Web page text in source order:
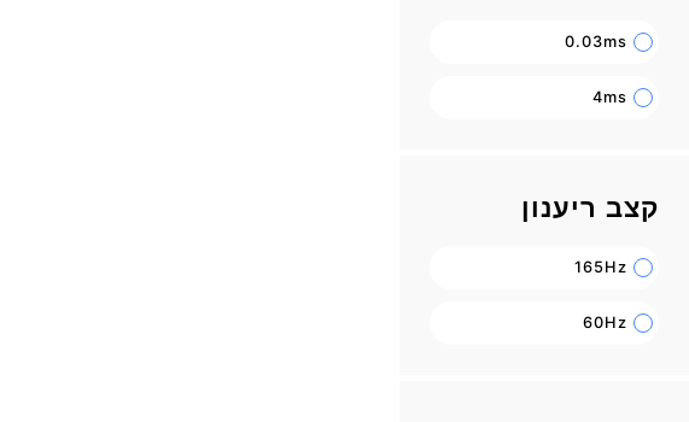
0.03ms
4ms
קצב ריענון
165Hz
60Hz